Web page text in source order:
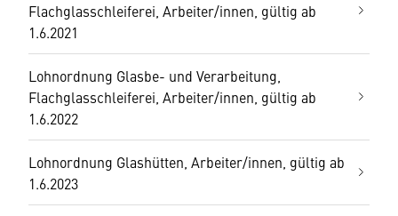
Flachglasschleiferei, Arbeiter/innen, gültig ab
1.6.2021
Lohnordnung Glasbe- und Verarbeitung,
Flachglasschleiferei, Arbeiter/innen, gültig ab
1.6.2022
Lohnordnung Glashütten, Arbeiter/innen, gültig ab
1.6.2023